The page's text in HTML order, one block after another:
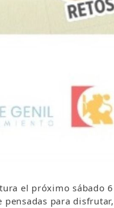
el próximo
para